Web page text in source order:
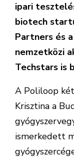
ipari
biotech
Partners és
nemzetközi
Techstars
A Poliloop
Krisztina a
ismerkedett